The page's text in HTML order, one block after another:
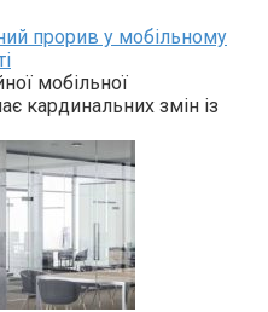
прорив у мобільному
мобільної
кардинальних змін із